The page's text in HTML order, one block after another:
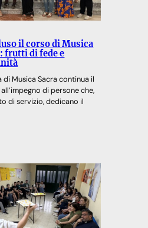
il corso di Musica
frutti di fede e
di Musica Sacra continua il
di persone che,
di servizio, dedicano il